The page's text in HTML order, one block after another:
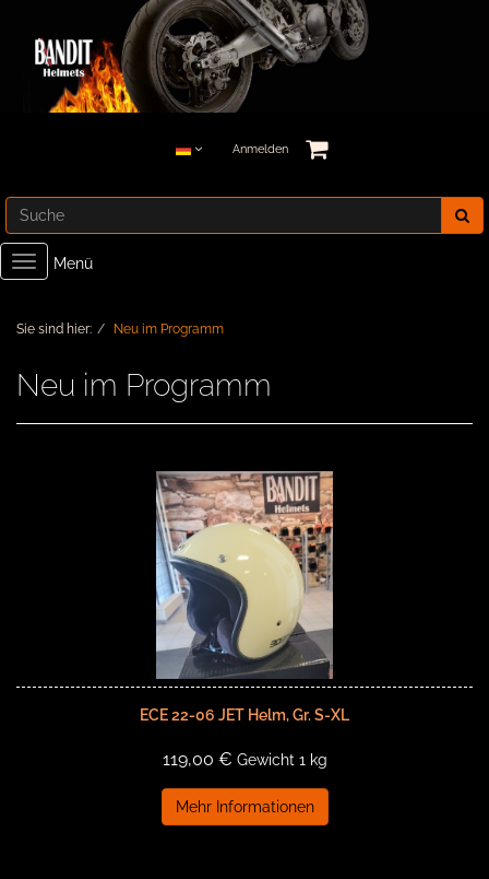
Anmelden
Toggle
navigation
Menü
Sie sind hier: Neu im Programm
Neu im Programm
ECE 22-06 JET Helm, Gr. S-XL
119,00 € Gewicht 1 kg
Mehr Informationen